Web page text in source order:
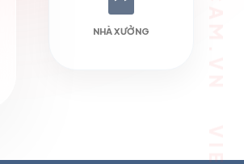
NHÀ XƯỞNG